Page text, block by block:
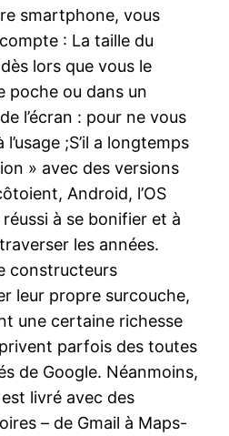
smartphone, vous
: La taille du
lors que vous le
poche ou dans un
l’écran : pour ne vous
;S’il a longtemps
» avec des versions
Android, l’OS
à se bonifier et à
les années.
constructeurs
leur propre surcouche,
une certaine richesse
parfois des toutes
de Google. Néanmoins,
livré avec des
– de Gmail à Maps-